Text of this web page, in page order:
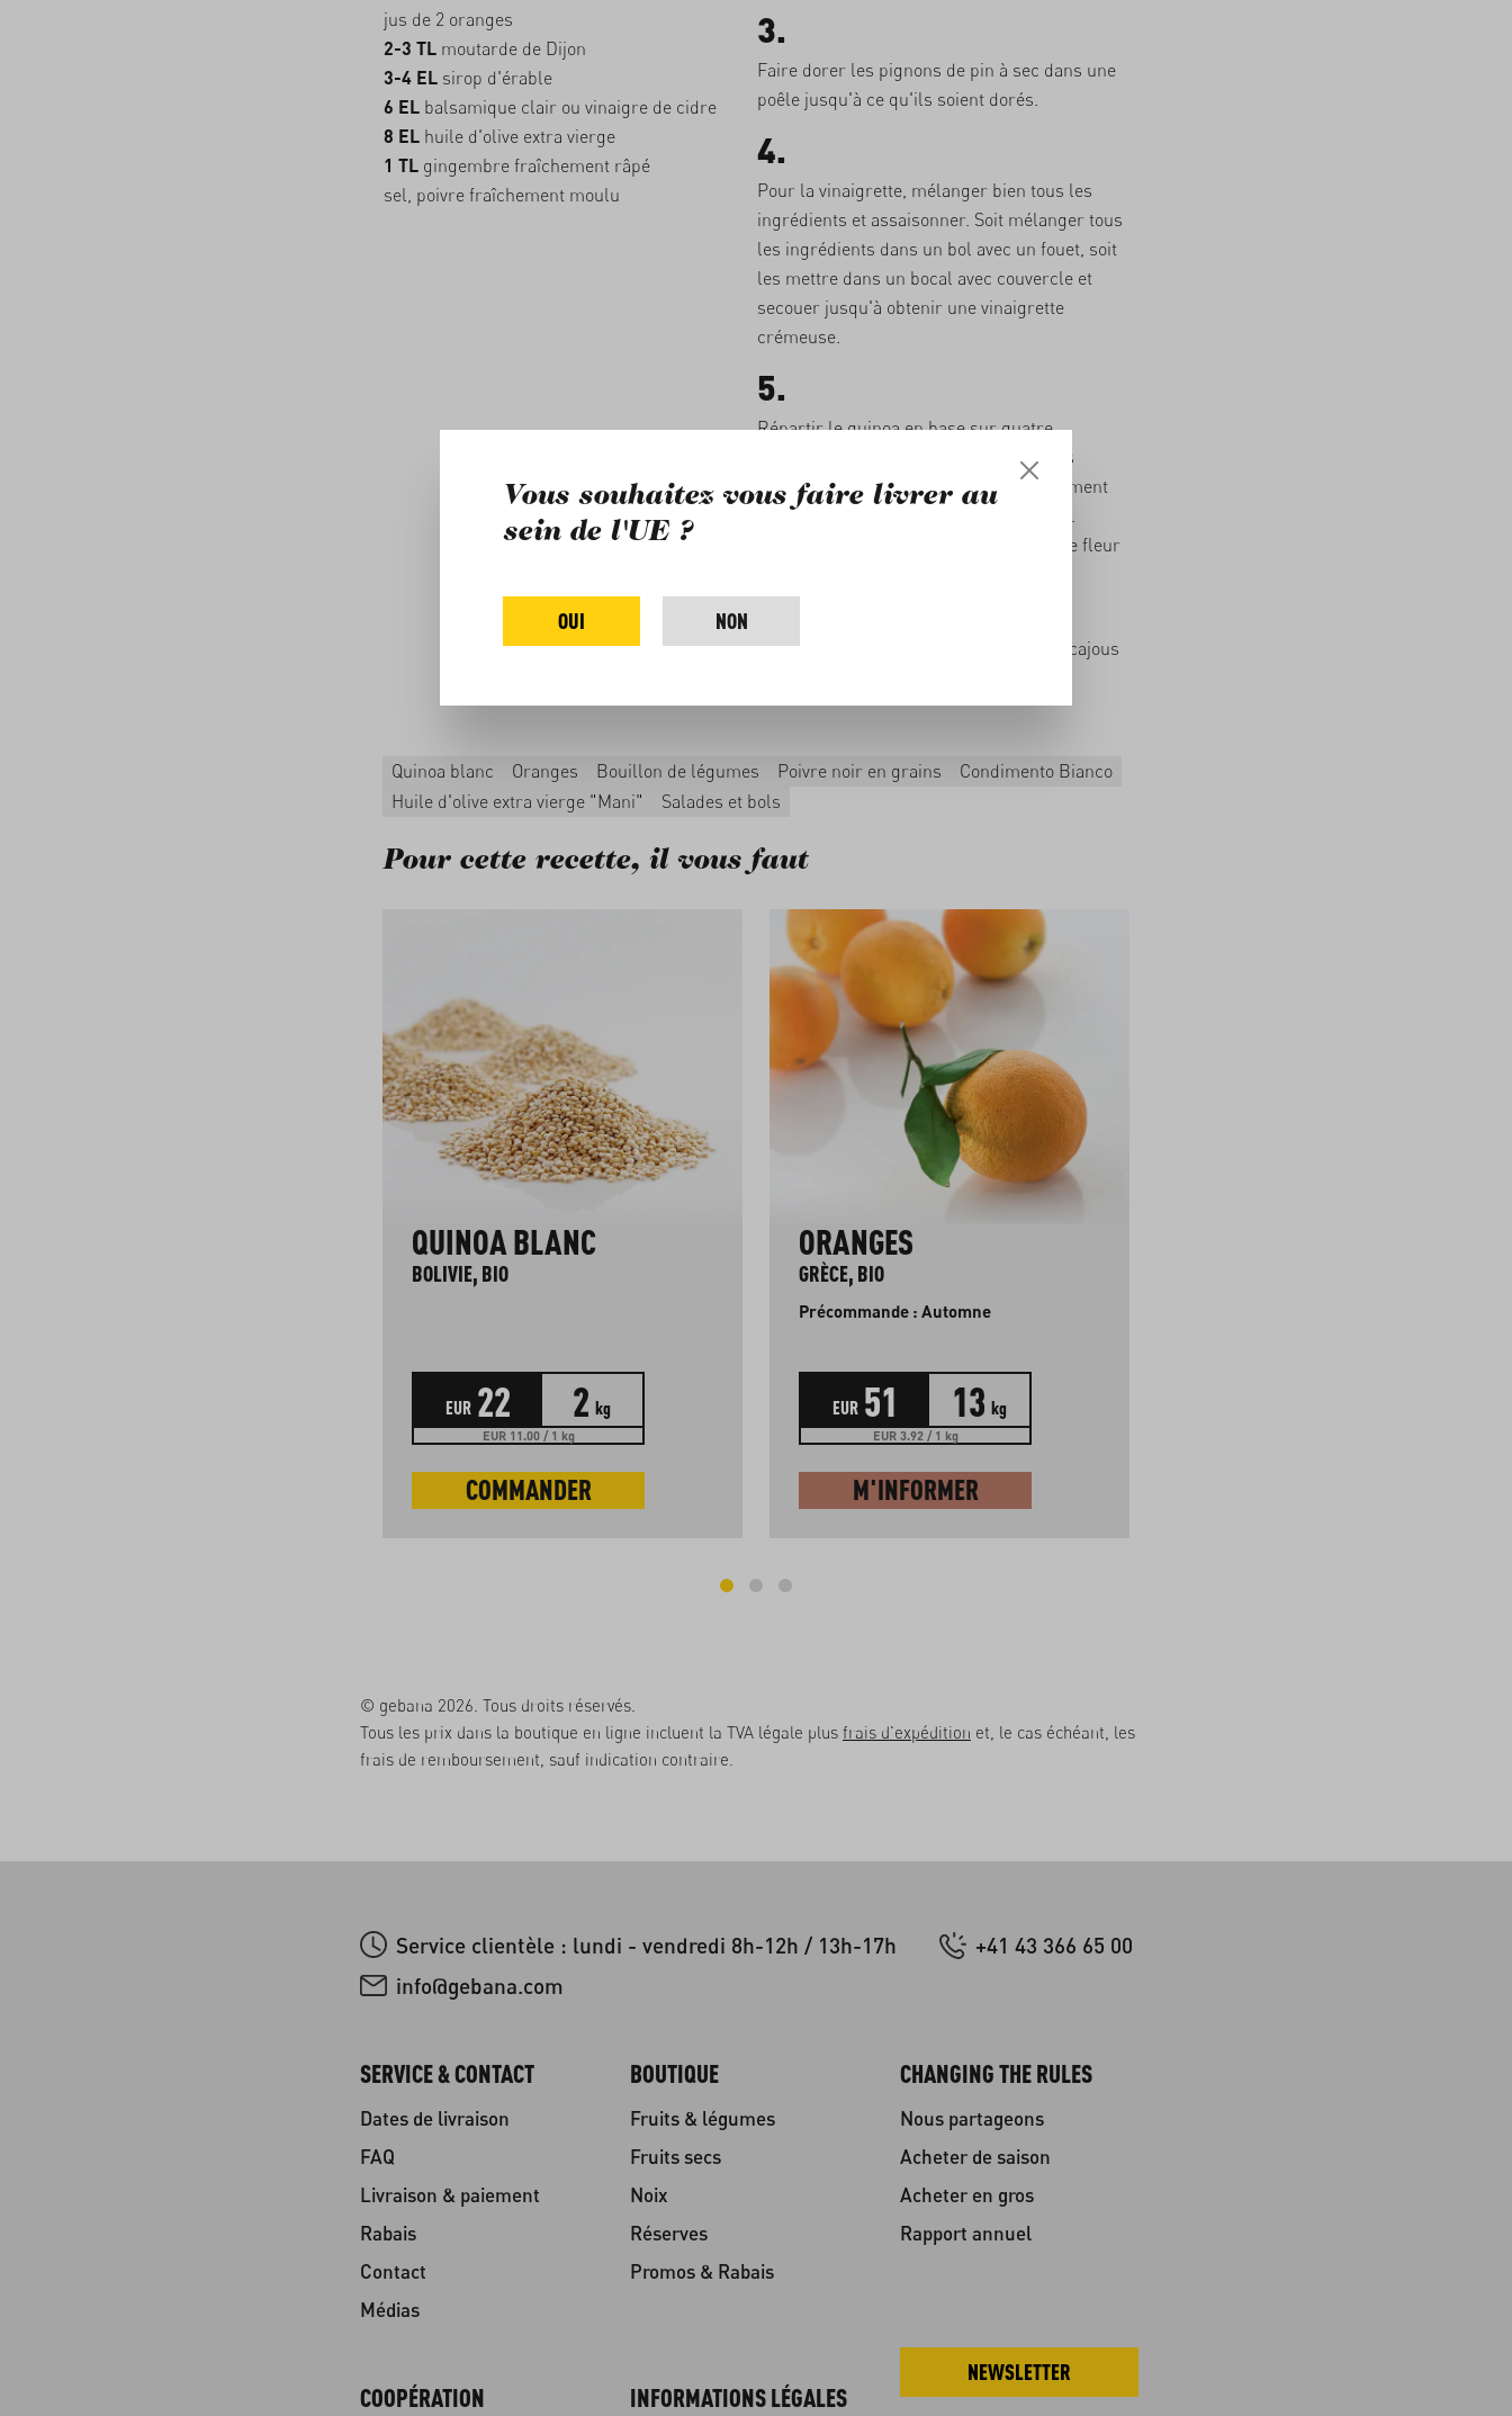
jus de 2 oranges
2-3 TL moutarde de Dijon
3-4 EL sirop d'érable
6 EL balsamique clair ou vinaigre de cidre
8 EL huile d'olive extra vierge
1 TL gingembre fraîchement râpé
sel, poivre fraîchement moulu
3.
Faire dorer les pignons de pin à sec dans une
poêle jusqu'à ce qu'ils soient dorés.
4.
Pour la vinaigrette, mélanger bien tous les
ingrédients et assaisonner. Soit mélanger tous
les ingrédients dans un bol avec un fouet, soit
les mettre dans un bocal avec couvercle et
secouer jusqu'à obtenir une vinaigrette
crémeuse.
5.
Répartir le quinoa en base sur quatre
assiettes. Garnir avec les légumes et les
segments d'orange. Arroser généreusement
de vinaigrette et saupoudrer de pignons.
Assaisonner éventuellement d'un peu de fleur
Astuce : garnissez la salade en plus de
cajous
Quinoa blanc Oranges Bouillon de légumes Poivre noir en grains
Condimento Bianco
Huile d'olive extra vierge "Mani"
Salades et bols
Pour cette recette, il vous faut
QUINOA BLANC
BOLIVIE, BIO
EUR 22 2 kg
EUR 11.00 / 1 kg
COMMANDER
ORANGES
GRÈCE, BIO
Précommande : Automne
EUR 51 13 kg
EUR 3.92 / 1 kg
M'INFORMER
© gebana 2026. Tous droits réservés.
Tous les prix dans la boutique en ligne incluent la TVA légale plus frais d'expédition et, le cas échéant, les
frais de remboursement, sauf indication contraire.
Service clientèle : lundi - vendredi 8h-12h / 13h-17h
+41 43 366 65 00
info@gebana.com
SERVICE & CONTACT
Dates de livraison
FAQ
Livraison & paiement
Rabais
Contact
Médias
BOUTIQUE
Fruits & légumes
Fruits secs
Noix
Réserves
Promos & Rabais
CHANGING THE RULES
Nous partageons
Acheter de saison
Acheter en gros
Rapport annuel
COOPÉRATION INFORMATIONS LÉGALES
NEWSLETTER
Vous souhaitez vous faire livrer au
sein de l'UE ?
OUI NON